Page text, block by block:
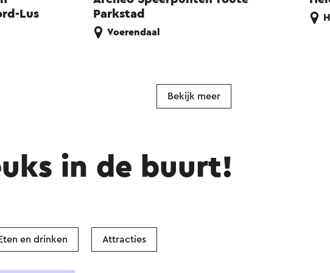
Lus
Parkstad
Voerendaal
Bekijk meer
in de buurt!
Eten en drinken Attracties